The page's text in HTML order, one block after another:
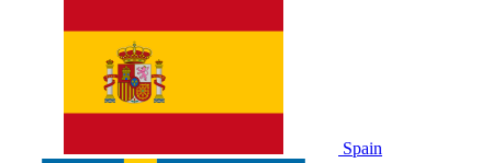
Spain